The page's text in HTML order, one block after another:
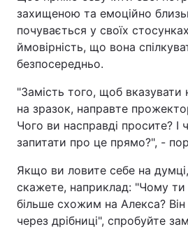
захищеною та емоційно
почувається у своїх
ймовірність, що вона
безпосередньо.
"Замість того, щоб вказувати
на зразок, направте
Чого ви насправді просите? І
запитати про це прямо?", -
Якщо ви ловите себе на
скажете, наприклад: "Чому
більше схожим на Алекса? Він
через дрібниці", спробуйте